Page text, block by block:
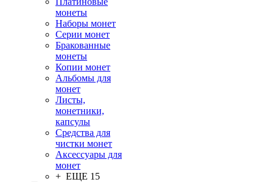
монеты
Наборы монет
Серии монет
Бракованные
монеты
Копии монет
Альбомы для
монет
Листы,
монетники,
капсулы
Средства для
чистки монет
Аксессуары для
монет
+ ЕЩЕ 15